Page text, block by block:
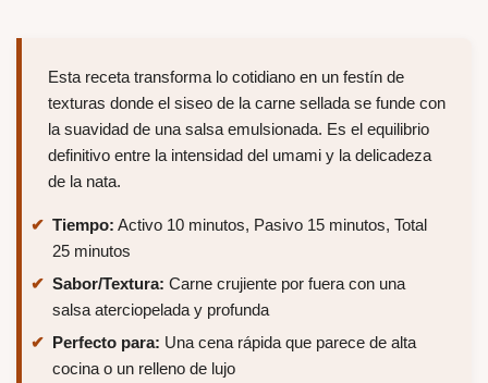
Esta receta transforma lo cotidiano en un festín de
texturas donde el siseo de la carne sellada se funde con
la suavidad de una salsa emulsionada. Es el equilibrio
definitivo entre la intensidad del umami y la delicadeza
de la nata.
Tiempo: Activo 10 minutos, Pasivo 15 minutos, Total
25 minutos
Sabor/Textura: Carne crujiente por fuera con una
salsa aterciopelada y profunda
Perfecto para: Una cena rápida que parece de alta
cocina o un relleno de lujo